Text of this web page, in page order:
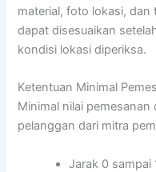
material, foto lokasi, dan
dapat disesuaikan
kondisi lokasi diperiksa.
Ketentuan Minimal
Minimal nilai
pelanggan dari mitra
Jarak 0 sampai